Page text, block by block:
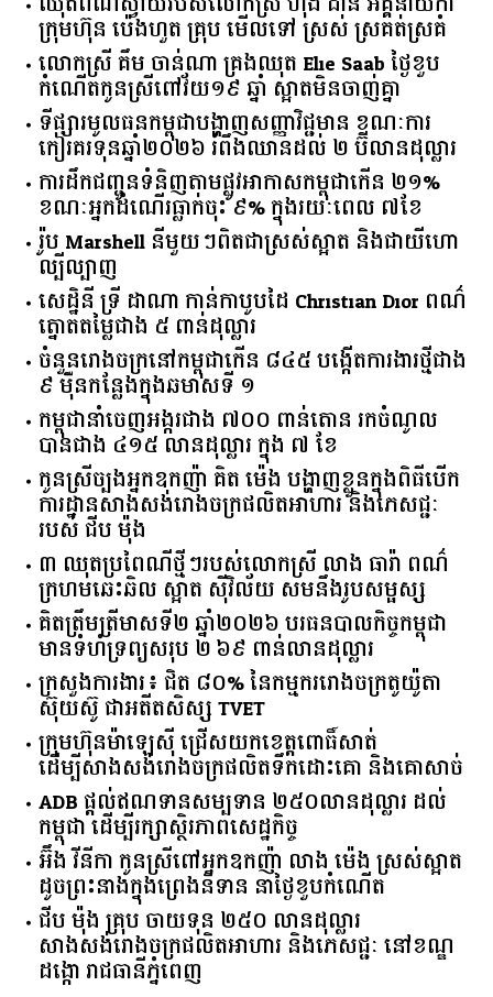
ឈុតពណ៌ស្វាយរបស់លោកស្រី ហុង ដានី អគ្គ​នាយិកា​
ក្រុមហ៊ុន ប៉េងហួត គ្រុប មើលទៅ ស្រស់ ស្រគត់ស្រគំ
លោកស្រី គឹម ចាន់ណា គ្រងឈុត Elie Saab ថ្ងៃខួប
កំណើតកូនស្រីពៅវ័យ១៩ ឆ្នាំ ស្អាតមិនចាញ់គ្នា
ទីផ្សារ​មូលធន​កម្ពុជា​បង្ហាញ​សញ្ញា​វិជ្ជមាន​ ​ខណៈ​ការ​
កៀរគរ​ទុន​ឆ្នាំ​២០២៦​ ​រំពឹង​ឈានដល់​ ​២​ ​ប៊ីលាន​ដុល្លារ​
ការដឹកជញ្ជូនទំនិញតាមផ្លូវអាកាសកម្ពុជាកើន ២១%
ខណៈអ្នកដំណើរធ្លាក់ចុះ ៩% ក្នុងរយៈពេល ៧ខែ
រ៉ូប Marshell នីមួយៗពិតជាស្រស់ស្អាត និងជាយីហោ
ល្បីល្បាញ
សេដ្ឋិនី ទ្រី ដាណា កាន់កាបូបដៃ Christian Dior ពណ៌
ត្នោតតម្លៃជាង ៥ ពាន់ដុល្លារ
ចំនួន​រោងចក្រ​នៅ​កម្ពុជា​កើន​ ​៨៤៥​ ​បង្កើត​ការងារ​ថ្មី​ជាង​
​៩​ ​ម៉ឺន​កន្លែង​ក្នុង​ឆមាស​ទី ​១​
កម្ពុជានាំចេញអង្ករជាង ៧០០ ពាន់តោន រកចំណូល
បានជាង ៤១៥ លានដុល្លារ ក្នុង ៧ ខែ
កូនស្រីច្បងអ្នកឧកញ៉ា គិត ម៉េង បង្ហាញខ្លួនក្នុងពិធីបើក
ការដ្ឋានសាងសង់រោងចក្រផលិតអាហារ និងភេសជ្ជៈ
របស់ ជីប ម៉ុង
៣ ឈុតប្រពៃណីថ្មីៗរបស់លោកស្រី លាង ធារ៉ា ពណ៌
ក្រហមឆេះឆិល ស្អាត ​ស៊ីវិល័យ សមនឹងរូបសម្ផស្ស
គិត​ត្រឹមត្រីមាស​ទី​២​ ​ឆ្នាំ​២០២៦​ បរធន​បាលកិច្ច​កម្ពុជា​ ​
មាន​ទំហំ​ទ្រព្យ​សរុប​ ​២.៦៩​ ​ពាន់លាន​ដុល្លារ​
ក្រសួង​ការងារ​៖ ​ជិត​ ​៨០​% ​នៃ​កម្មករ​រោងចក្រ​តូយ៉ូតា ​
ស៊ុយ​ស៊ូ ​ជា​អតីត​សិស្ស​ ​TVET​
ក្រុមហ៊ុន​ម៉ាឡេស៊ី ជ្រើសយកខេត្ដពោធិ៍សាត់
ដើម្បីសាងសង់រោងចក្រផលិតទឹកដោះគោ និងគោសាច់
ADB ផ្តល់ឥណទានសម្បទាន ២៥០លានដុល្លារ ដល់
កម្ពុជា ដើម្បីរក្សាស្ថិរភាពសេដ្ឋកិច្ច
អ៊ឹង វីនីកា កូនស្រីពៅអ្នកឧកញ៉ា លាង ម៉េង ស្រស់ស្អាត
ដូចព្រះនាងក្នុងព្រេងនិទាន នាថ្ងៃខួបកំណើត
ជីប ម៉ុង គ្រុប ចាយទុន ២៥០ លានដុល្លារ
សាងសង់រោងចក្រផលិតអាហារ និងភេសជ្ជៈ នៅខណ្ឌ
ដង្កោ រាជធានីភ្នំពេញ